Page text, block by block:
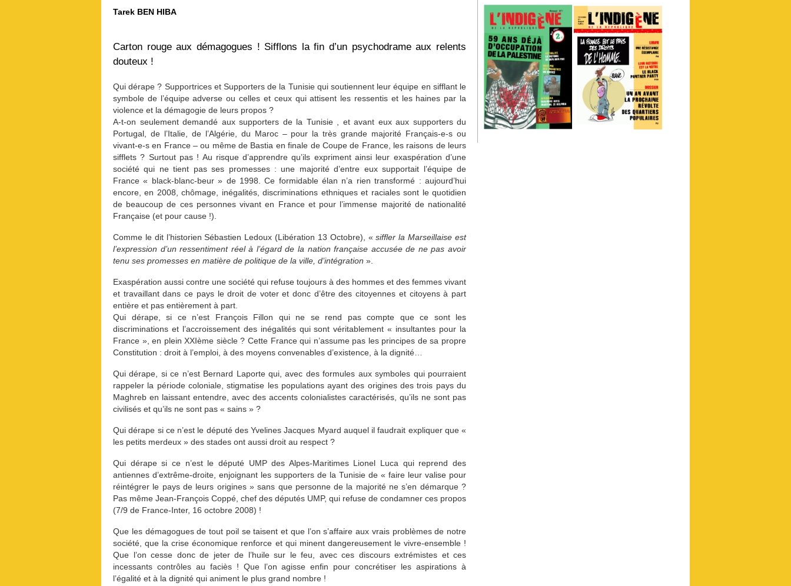
Tarek BEN HIBA
Carton rouge aux démagogues ! Sifflons la fin d’un psychodrame aux relents
douteux !
Qui dérape ? Supportrices et Supporters de la Tunisie qui soutiennent leur équipe en sifflant le
symbole de l’équipe adverse ou celles et ceux qui attisent les ressentis et les haines par la
violence et la démagogie de leurs propos ?
A-t-on seulement demandé aux supporters de la Tunisie , et avant eux aux supporters du
Portugal, de l’Italie, de l’Algérie, du Maroc – pour la très grande majorité Français-e-s ou
vivant-e-s en France – ou même de Bastia en finale de Coupe de France, les raisons de leurs
sifflets ? Surtout pas ! Au risque d’apprendre qu’ils expriment ainsi leur exaspération d’une
société qui ne tient pas ses promesses : une majorité d’entre eux supportait l’équipe de
France « black-blanc-beur » de 1998. Ce formidable élan n’a rien transformé : aujourd’hui
encore, en 2008, chômage, inégalités, discriminations ethniques et raciales sont le quotidien
de beaucoup de ces personnes vivant en France et pour l’immense majorité de nationalité
Française (et pour cause !).
Comme le dit l’historien Sébastien Ledoux (Libération 13 Octobre), «siffler la Marseillaise est
l’expression d’un ressentiment réel à l’égard de la nation française accusée de ne pas avoir
tenu ses promesses en matière de politique de la ville, d’intégration ».
Exaspération aussi contre une société qui refuse toujours à des hommes et des femmes vivant
et travaillant dans ce pays le droit de voter et donc d’être des citoyennes et citoyens à part
entière et pas entièrement à part.
Qui dérape, si ce n’est François Fillon qui ne se rend pas compte que ce sont les
discriminations et l’accroissement des inégalités qui sont véritablement « insultantes pour la
France », en plein XXIème siècle ? Cette France qui n’assume pas les principes de sa propre
Constitution : droit à l’emploi, à des moyens convenables d’existence, à la dignité…
Qui dérape, si ce n’est Bernard Laporte qui, avec des formules aux symboles qui pourraient
rappeler la période coloniale, stigmatise les populations ayant des origines des trois pays du
Maghreb en laissant entendre, avec des accents colonialistes caractérisés, qu’ils ne sont pas
civilisés et qu’ils ne sont pas « sains » ?
Qui dérape si ce n’est le député des Yvelines Jacques Myard auquel il faudrait expliquer que «
les petits merdeux » des stades ont aussi droit au respect ?
Qui dérape si ce n’est le député UMP des Alpes-Maritimes Lionel Luca qui reprend des
antiennes d’extrême-droite, enjoignant les supporters de la Tunisie de « faire leur valise pour
réintégrer le pays de leurs origines » sans que personne de la majorité ne s’en démarque ?
Pas même Jean-François Coppé, chef des députés UMP, qui refuse de condamner ces propos
(7/9 de France-Inter, 16 octobre 2008) !
Que les démagogues de tout poil se taisent et que l’on s’affaire aux vrais problèmes de notre
société, que la crise économique renforce et qui minent dangereusement le vivre-ensemble !
Que l’on cesse donc de jeter de l’huile sur le feu, avec ces discours extrémistes et ces
incessants contrôles au faciès ! Que l’on agisse enfin pour concrétiser les aspirations à
l’égalité et à la dignité qui animent le plus grand nombre !